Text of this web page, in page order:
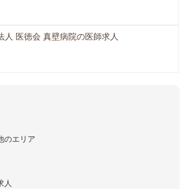
人 医徳会 真壁病院の医師求人
のエリア
人